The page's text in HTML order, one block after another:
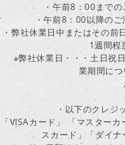
・午前8：00まで
・午前8：00以降の
・弊社休業日中またはその
1週間程
※弊社休業日・・・土日祝
業期間につ
・以下のクレジ
「VISAカード」 「マスター
スカード」「ダイ